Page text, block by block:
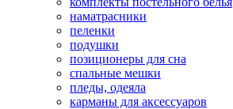
наматрасники
пеленки
подушки
позиционеры для сна
спальные мешки
пледы, одеяла
карманы для аксеcсуаров